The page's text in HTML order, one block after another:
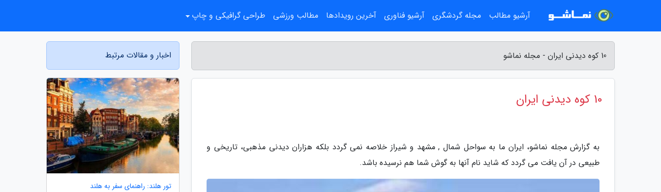
10 کوه دیدنی ایران - مجله نماشو
10 کوه دیدنی ایران
به گزارش مجله نماشو، ایران ما به سواحل شمال , مشهد و شیراز خلاصه نمی گردد بلکه هزاران دیدنی مذهبی، تاریخی و
طبیعی در آن یافت می گردد که شاید نام آنها به گوش شما هم نرسیده باشد.
اخبار و مقالات مرتبط
تور هلند: راهنمای سفر به هلند
آرشیو مطالب مجله گردشگری آرشیو فناوری آخرین رویدادها مطالب ورزشی طراحی گرافیکی و چاپ